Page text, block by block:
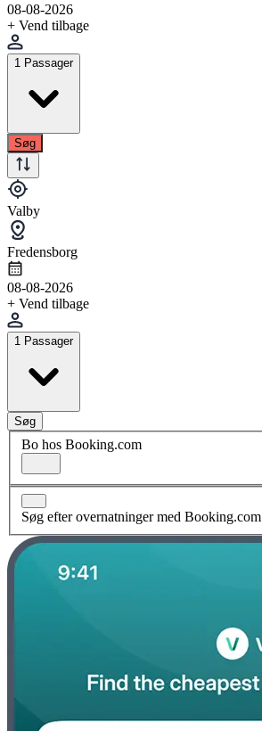
08-08-2026
+ Vend tilbage
1 Passager
Søg
Valby
Fredensborg
08-08-2026
+ Vend tilbage
1 Passager
Søg
Bo hos Booking.com
Søg efter overnatninger med Booking.com